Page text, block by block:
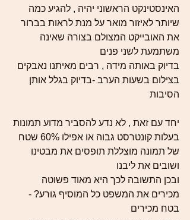
האינסטינקט הראשוני יהיה , להגיע כמה
שיותר לאיזור מואר על מנת לראות בברור
את האובייקט המצולם בצורה שאינה
משתמעת לשני פנים
בדיוק באותה מידה , רבים מאיתנו נאבקים
בצילום בשעות הערב -בדיוק בגלל אותן
הסיבות
יחד עם זאת , לא נדע להסביר מדוע תמונות
בעלות קונטרסט גבוה או אפילו 60% שטח
של תמונה מוצללת תופסים את מבטינו
ושובים את ליבנו
ובכן התשובה לכך היא מאוד פשוטה
מכירים את המשפט כל המוסיף גורע? -
בטח מכירים